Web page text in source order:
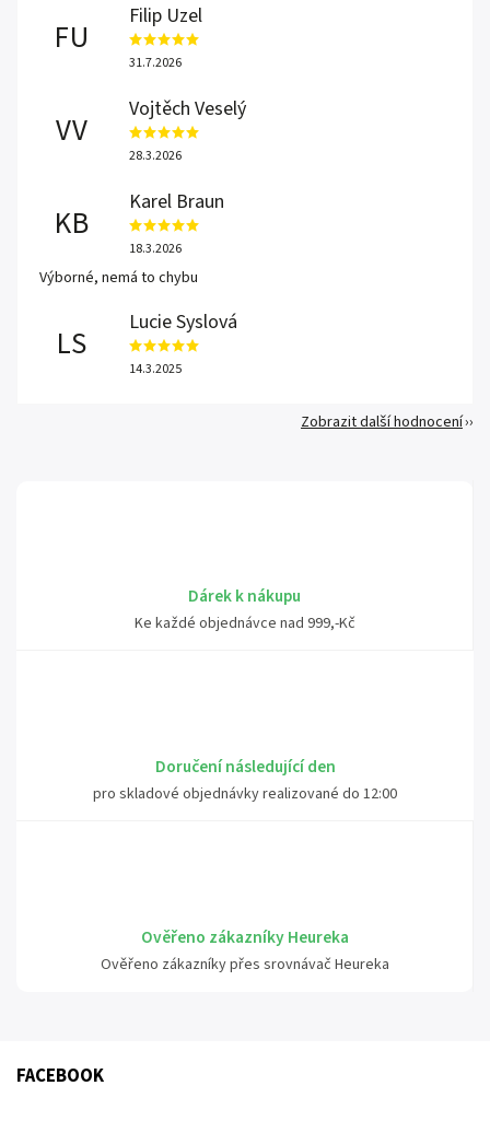
Dárek k nákupu
Ke každé objednávce nad 999,-Kč
Doručení následující den
pro skladové objednávky realizované do 12:00
Ověřeno zákazníky Heureka
Ověřeno zákazníky přes srovnávač Heureka
FU
Filip Uzel
31.7.2026
VV
Vojtěch Veselý
28.3.2026
KB
Karel Braun
18.3.2026
Výborné, nemá to chybu
LS
Lucie Syslová
14.3.2025
Zobrazit další hodnocení
FACEBOOK